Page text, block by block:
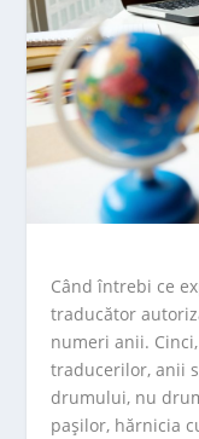
Când întrebi ce
traducător
numeri anii.
traducerilor, anii
drumului, nu
pașilor, hărnicia